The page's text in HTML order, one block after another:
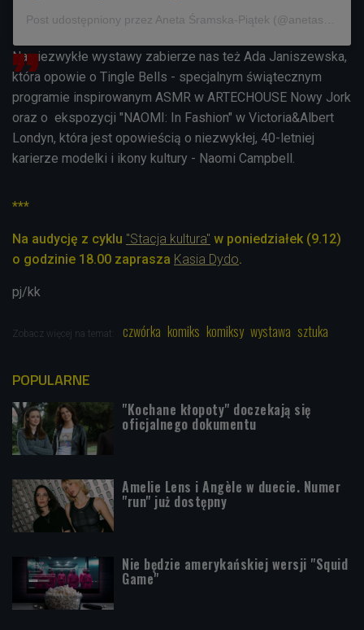
Na niezwykłe wystawy zabierze nas też Ada Janiszewska,
która opowie o Tingle Bells - specjalnym świątecznym
programie inspirowanym ASMR w ARTECHOUSE Nowy Jork
oraz o ekspozycji "NAOMI: In Fashion" w Victoria&Albert
Londyn, która jest opowieścią o niezwykłej, 40-letniej
karierze modelki i ikony kultury - Naomi Campbell.
***
Na audycję z cyklu "Stacja kultura" w poniedziałek (9.12)
o godzinie 18.00 zaprasza Kasia Dydo.
pj/kk
Zobacz więcej na temat: czwórka komiks komiksy wystawa sztuka
POPULARNE
"Kochane kłopoty" doczekają się
oficjalnego dokumentu
Amelie Lens i Angèle w duecie. Numer
"run" już dostępny
Nie będzie amerykańskiej wersji "Squid
Game"